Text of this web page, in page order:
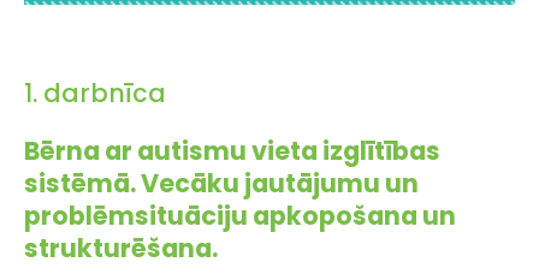
1. darbnīca
Bērna ar autismu vieta izglītības
sistēmā. Vecāku jautājumu un
problēmsituāciju apkopošana un
strukturēšana.